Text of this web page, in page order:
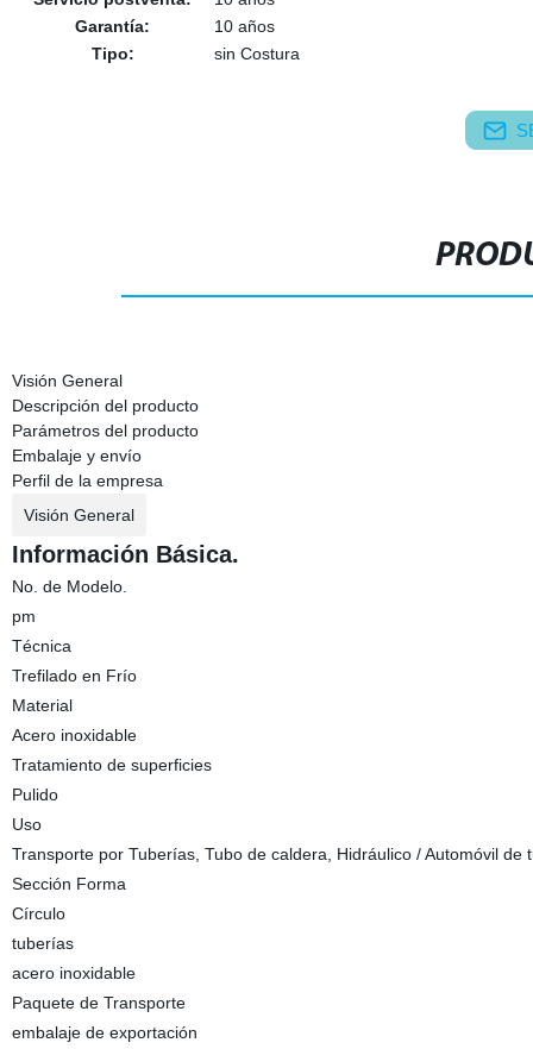
Garantía:
10 años
Tipo:
sin Costura
Visión General
Descripción del producto
Parámetros del producto
Embalaje y envío
Perfil de la empresa
Visión General
Información Básica.
No. de Modelo.
pm
Técnica
Trefilado en Frío
Material
Acero inoxidable
Tratamiento de superficies
Pulido
Uso
Transporte por Tuberías, Tubo de caldera, Hidráulico / Automóvil de
Sección Forma
Círculo
tuberías
acero inoxidable
Paquete de Transporte
embalaje de exportación